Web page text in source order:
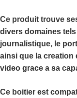
Ce produit trouve
divers domaines
journalistique, le
ainsi que la creation
video grace a sa
Ce boitier est